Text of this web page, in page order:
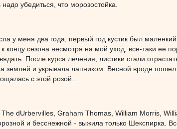
убедиться, что морозостойка.
у меня два года, первый год кустик был
концу сезона несмотря на мой уход, все-таки ее
После курса лечения, листики стали
землей и укрывала лапником. Весной вроде
с этой розой...
dUrbervilles, Graham Thomas, William Morris,
и бесснежной - выжила только Шекспирка.